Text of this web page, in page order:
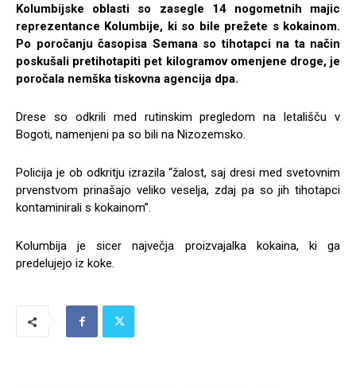
Kolumbijske oblasti so zasegle 14 nogometnih majic
reprezentance Kolumbije, ki so bile prežete s kokainom.
Po poročanju časopisa Semana so tihotapci na ta način
poskušali pretihotapiti pet kilogramov omenjene droge, je
poročala nemška tiskovna agencija dpa.
Drese so odkrili med rutinskim pregledom na letališču v
Bogoti, namenjeni pa so bili na Nizozemsko.
Policija je ob odkritju izrazila “žalost, saj dresi med svetovnim
prvenstvom prinašajo veliko veselja, zdaj pa so jih tihotapci
kontaminirali s kokainom”.
Kolumbija je sicer največja proizvajalka kokaina, ki ga
predelujejo iz koke.